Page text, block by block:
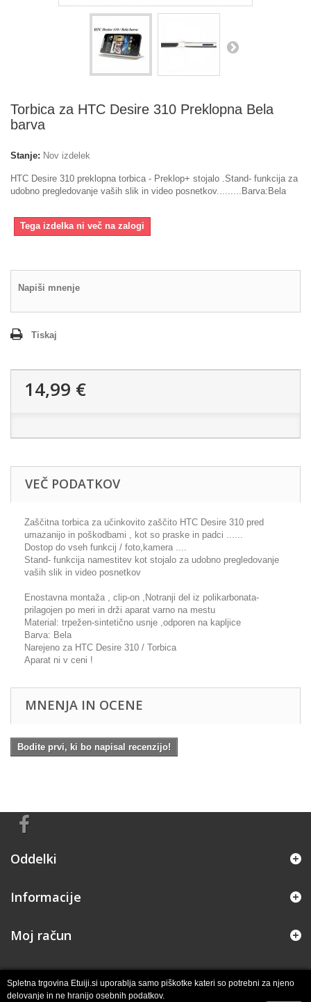
Torbica za HTC Desire 310 Preklopna Bela
barva
Stanje: Nov izdelek
HTC Desire 310 preklopna torbica - Preklop+ stojalo .Stand- funkcija za
udobno pregledovanje vaših slik in video posnetkov.........Barva:Bela
Tega izdelka ni več na zalogi
Napiši mnenje
Tiskaj
14,99 €
VEČ PODATKOV
Zaščitna torbica za učinkovito zaščito HTC Desire 310 pred
umazanijo in poškodbami , kot so praske in padci ......
Dostop do vseh funkcij / foto,kamera ....
Stand- funkcija namestitev kot stojalo za udobno pregledovanje
vaših slik in video posnetkov
Enostavna montaža , clip-on ,Notranji del iz polikarbonata-
prilagojen po meri in drži aparat varno na mestu
Material: trpežen-sintetično usnje ,odporen na kapljice
Barva: Bela
Narejeno za HTC Desire 310 / Torbica
Aparat ni v ceni !
MNENJA IN OCENE
Bodite prvi, ki bo napisal recenzijo!
Oddelki
Informacije
Moj račun
Spletna trgovina Etuiji.si uporablja samo piškotke kateri so potrebni za njeno
delovanje in ne hranijo osebnih podatkov.